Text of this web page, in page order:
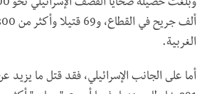
الغربية.